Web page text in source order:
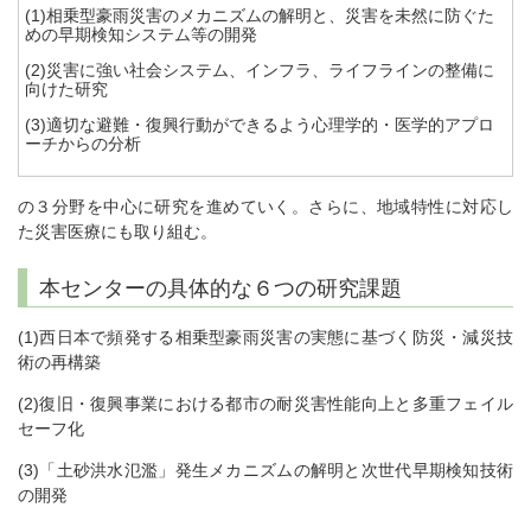
(1)相乗型豪雨災害のメカニズムの解明と、災害を未然に防ぐた
めの早期検知システム等の開発
(2)災害に強い社会システム、インフラ、ライフラインの整備に
向けた研究
(3)適切な避難・復興行動ができるよう心理学的・医学的アプロ
ーチからの分析
の３分野を中心に研究を進めていく。さらに、地域特性に対応し
た災害医療にも取り組む。
本センターの具体的な６つの研究課題
(1)西日本で頻発する相乗型豪雨災害の実態に基づく防災・減災技
術の再構築
(2)復旧・復興事業における都市の耐災害性能向上と多重フェイル
セーフ化
(3)「土砂洪水氾濫」発生メカニズムの解明と次世代早期検知技術
の開発